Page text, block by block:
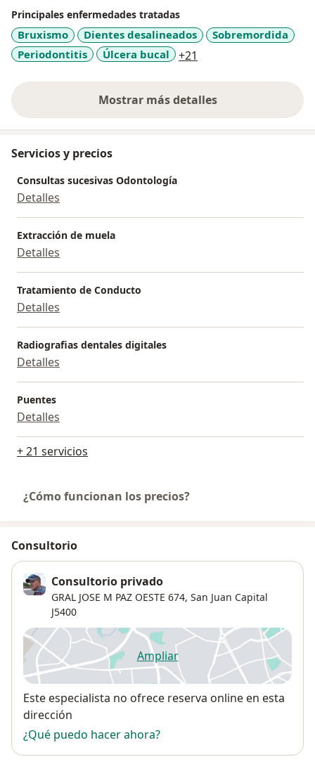
Principales enfermedades tratadas
Bruxismo Dientes desalineados
Sobremordida
Periodontitis
Úlcera bucal +21
Mostrar más detalles
sobre la experiencia
Servicios y precios
Consultas sucesivas Odontología
Detalles
Extracción de muela
Detalles
Tratamiento de Conducto
Detalles
Radiografias dentales digitales
Detalles
Puentes
Detalles
+ 21 servicios
¿Cómo funcionan los precios?
Consultorio
Consultorio privado
GRAL JOSE M PAZ OESTE 674, San Juan Capital
J5400
Ampliarse abre en una nueva
Disponibilidad
Este especialista no ofrece reserva online en esta
dirección
¿Qué puedo hacer ahora?